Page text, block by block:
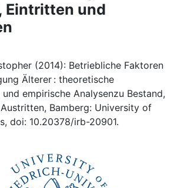
Eintritten und
(2014): Betriebliche Faktoren
Älterer : theoretische
empirische Analysenzu Bestand,
Bamberg: University of
doi: 10.20378/irb-20901.